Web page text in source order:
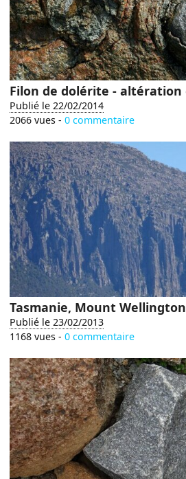
Filon de dolérite -
Publié le 22/02/2014
2066 vues -0 commentaire
Tasmanie, Mount
Publié le 23/02/2013
1168 vues -0 commentaire